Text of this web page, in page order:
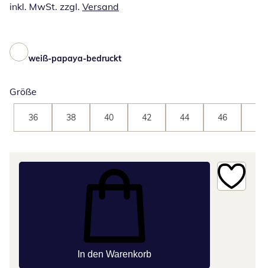
inkl. MwSt. zzgl. Versand
weiß-papaya-bedruckt
Größe
36 38 40 42 44 46
In den Warenkorb